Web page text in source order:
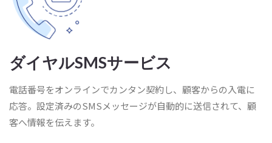
ダイヤルSMSサービス
電話番号をオンラインでカンタン契約し、顧客からの入電に
応答。設定済みのSMSメッセージが自動的に送信されて、顧
客へ情報を伝えます。